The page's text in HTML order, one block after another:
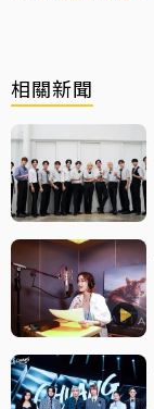
相關新聞